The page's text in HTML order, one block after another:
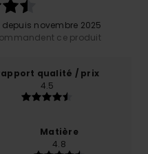
depuis novembre 2025
ce produit
qualité / prix
4.5
Matière
4.8